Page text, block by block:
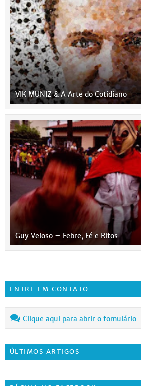
VIK MUNIZ & A Arte do Cotidiano
Guy Veloso – Febre, Fé e Ritos
ENTRE EM CONTATO
Clique aqui para abrir o fomulário
ÚLTIMOS ARTIGOS